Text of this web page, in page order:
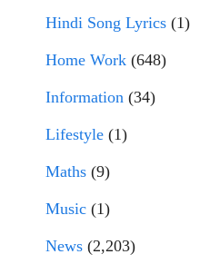
Hindi Song Lyrics (1)
Home Work (648)
Information (34)
Lifestyle (1)
Maths (9)
Music (1)
News (2,203)